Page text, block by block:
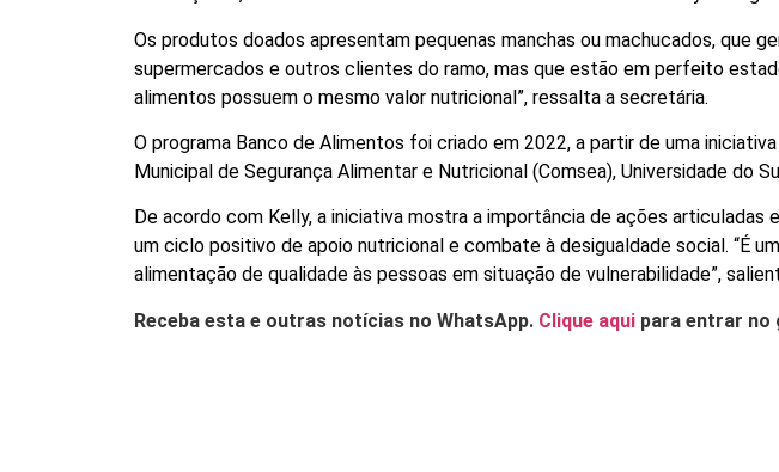
Os produtos doados apresentam pequenas manchas ou machucados, que
supermercados e outros clientes do ramo, mas que estão em perfeito
alimentos possuem o mesmo valor nutricional”, ressalta a secretária.
O programa Banco de Alimentos foi criado em 2022, a partir de uma
Municipal de Segurança Alimentar e Nutricional (Comsea), Universidade do
De acordo com Kelly, a iniciativa mostra a importância de ações
um ciclo positivo de apoio nutricional e combate à desigualdade social. “É
alimentação de qualidade às pessoas em situação de vulnerabilidade”,
Receba esta e outras notícias no WhatsApp. Clique aqui para entrar no